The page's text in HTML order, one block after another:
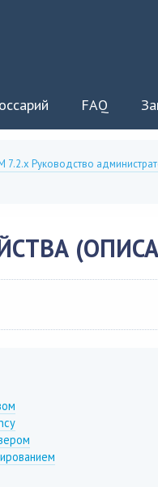
FAQ
7.2.x Руководство